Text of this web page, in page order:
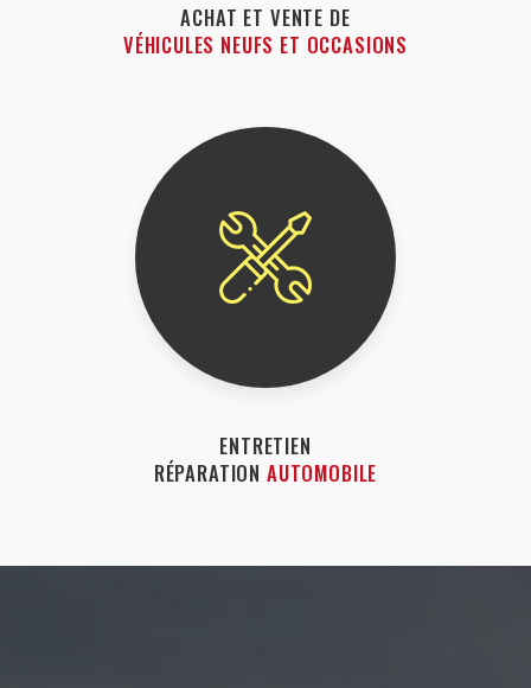
ACHAT ET VENTE DE
VÉHICULES NEUFS ET OCCASIONS
ENTRETIEN
RÉPARATION AUTOMOBILE